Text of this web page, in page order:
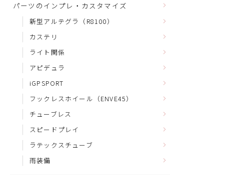
パーツのインプレ・カスタマイズ
新型アルテグラ（R8100）
カステリ
ライト関係
アピデュラ
iGPSPORT
フックレスホイール（ENVE45）
チューブレス
スピードプレイ
ラテックスチューブ
雨装備